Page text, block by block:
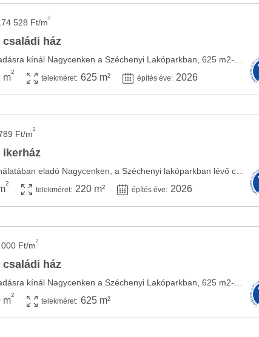
528 Ft/m2
családi ház
m
2
telekméret: 625 m² építés éve: 2026
Ft/m2
ikerház
2
telekméret: 220 m² építés éve: 2026
Ft/m2
családi ház
m
2
telekméret: 625 m²